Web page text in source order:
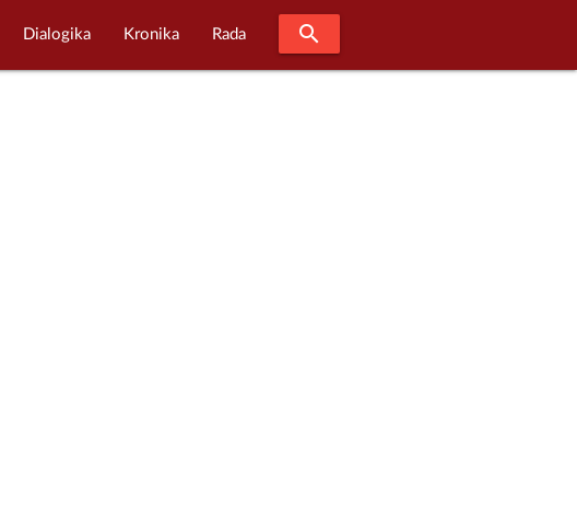
Dialogika Kronika Rada search